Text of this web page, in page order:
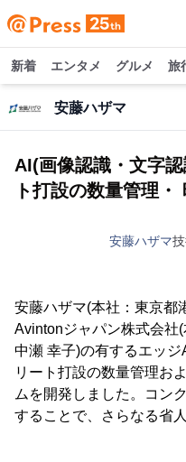
新着 エンタメ グルメ 旅
安藤ハザマ
AI(画像認識・文字
ト打設の数量管理
安藤ハザマ
安藤ハザマ(本社：東京都
Avintonジャパン株式会社
中瀬 幸子)の有するエッ
リート打設の数量管理お
ムを開発しました。コン
することで、さらなる省